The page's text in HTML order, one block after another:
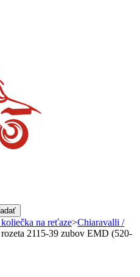
chain
na reťaze>Chiaravalli /
2115-39 zubov EMD (520-